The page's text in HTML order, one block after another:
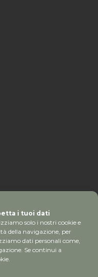
i tuoi dati
solo i nostri cookie e
della navigazione, per
dati personali come,
Se continui a